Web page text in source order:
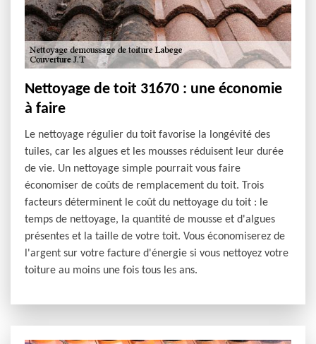
Nettoyage de toit 31670 : une économie
à faire
Le nettoyage régulier du toit favorise la longévité des
tuiles, car les algues et les mousses réduisent leur durée
de vie. Un nettoyage simple pourrait vous faire
économiser de coûts de remplacement du toit. Trois
facteurs déterminent le coût du nettoyage du toit : le
temps de nettoyage, la quantité de mousse et d'algues
présentes et la taille de votre toit. Vous économiserez de
l'argent sur votre facture d'énergie si vous nettoyez votre
toiture au moins une fois tous les ans.